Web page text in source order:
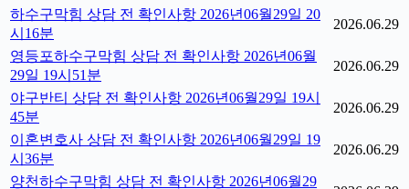
하수구막힘 상담 전 확인사항 2026년06월29일 20
시16분
2026.06.29
영등포하수구막힘 상담 전 확인사항 2026년06월
29일 19시51분
2026.06.29
야구반티 상담 전 확인사항 2026년06월29일 19시
45분
2026.06.29
이혼변호사 상담 전 확인사항 2026년06월29일 19
시36분
2026.06.29
양천하수구막힘 상담 전 확인사항 2026년06월29